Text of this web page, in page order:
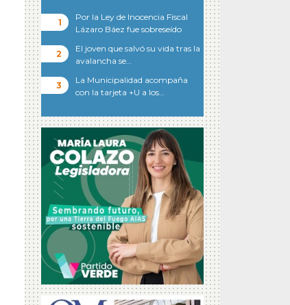
Por la Ley de Inocencia Fiscal
Lázaro Báez fue sobreseído
El joven que salvó su vida tras la
avalancha se…
La Municipalidad acompaña
con la tarjeta +U a los…